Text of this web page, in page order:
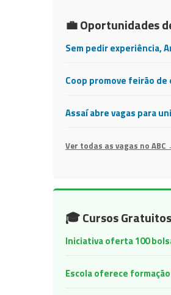
💼 Oportunidades
Sem pedir experiência,
Coop promove feirão
Assaí abre vagas para
Ver todas as vagas no ABC
🎓 Cursos
Iniciativa oferta 100
Escola oferece